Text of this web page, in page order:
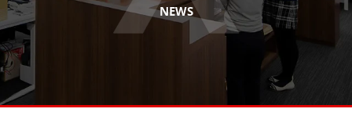
NEWS